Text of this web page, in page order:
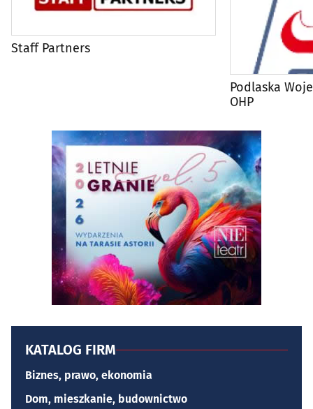
Staff Partners
Podlaska
OHP
KATALOG FIRM
Biznes, prawo, ekonomia
Dom, mieszkanie, budownictwo